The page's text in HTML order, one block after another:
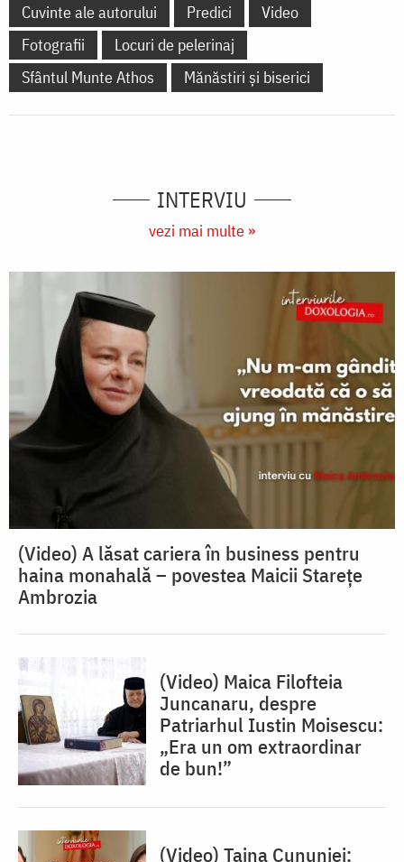
Cuvinte ale autorului Predici
Video
Fotografii
Locuri de pelerinaj
Sfântul Munte Athos
Mănăstiri și biserici
INTERVIU
vezi mai multe »
(Video) A lăsat cariera în business pentru
haina monahală – povestea Maicii Starețe
Ambrozia
(Video) Maica Filofteia
Juncanaru, despre
Patriarhul Iustin Moisescu:
„Era un om extraordinar
de bun!”
(Video) Taina Cununiei: